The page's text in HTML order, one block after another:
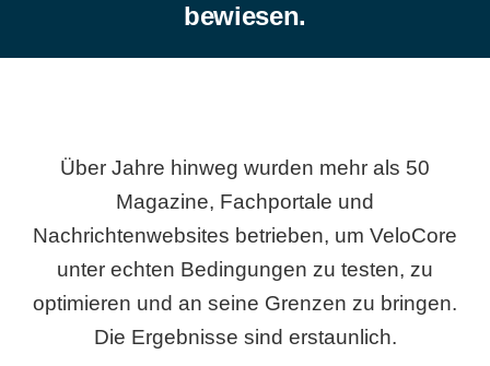
bewiesen.
Über Jahre hinweg wurden mehr als 50
Magazine, Fachportale und
Nachrichtenwebsites betrieben, um VeloCore
unter echten Bedingungen zu testen, zu
optimieren und an seine Grenzen zu bringen.
Die Ergebnisse sind erstaunlich.